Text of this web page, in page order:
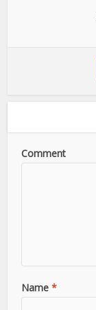
Comment
Name *